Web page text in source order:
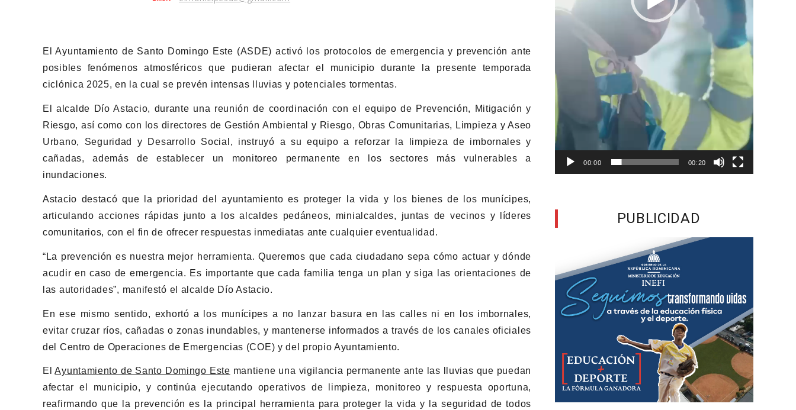
El Ayuntamiento de Santo Domingo Este (ASDE) activó los protocolos de emergencia y prevención ante
posibles fenómenos atmosféricos que pudieran afectar el municipio durante la presente temporada
ciclónica 2025, en la cual se prevén intensas lluvias y potenciales tormentas.
El alcalde Dío Astacio, durante una reunión de coordinación con el equipo de Prevención, Mitigación y
Riesgo, así como con los directores de Gestión Ambiental y Riesgo, Obras Comunitarias, Limpieza y Aseo
Urbano, Seguridad y Desarrollo Social, instruyó a su equipo a reforzar la limpieza de imbornales y
cañadas, además de establecer un monitoreo permanente en los sectores más vulnerables a
inundaciones.
Astacio destacó que la prioridad del ayuntamiento es proteger la vida y los bienes de los munícipes,
articulando acciones rápidas junto a los alcaldes pedáneos, minialcaldes, juntas de vecinos y líderes
comunitarios, con el fin de ofrecer respuestas inmediatas ante cualquier eventualidad.
“La prevención es nuestra mejor herramienta. Queremos que cada ciudadano sepa cómo actuar y dónde
acudir en caso de emergencia. Es importante que cada familia tenga un plan y siga las orientaciones de
las autoridades”, manifestó el alcalde Dío Astacio.
En ese mismo sentido, exhortó a los munícipes a no lanzar basura en las calles ni en los imbornales,
evitar cruzar ríos, cañadas o zonas inundables, y mantenerse informados a través de los canales oficiales
del Centro de Operaciones de Emergencias (COE) y del propio Ayuntamiento.
ElAyuntamiento de Santo Domingo Este mantiene una vigilancia permanente ante las lluvias que puedan
afectar el municipio, y continúa ejecutando operativos de limpieza, monitoreo y respuesta oportuna,
reafirmando que la prevención es la principal herramienta para proteger la vida y la seguridad de todos
00:00 00:20
PUBLICIDAD